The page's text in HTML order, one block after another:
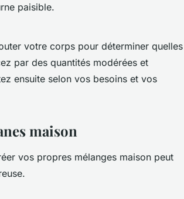
paisible.
votre corps pour déterminer quelles
par des quantités modérées et
ensuite selon vos besoins et vos
maison
vos propres mélanges maison peut